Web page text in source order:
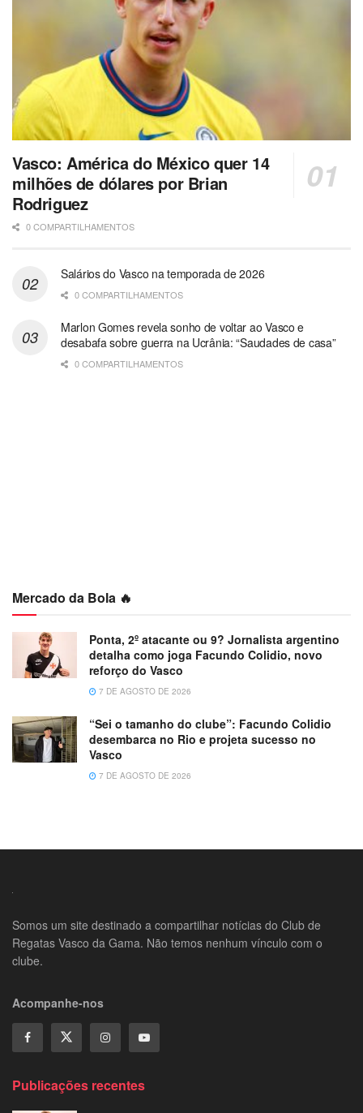
Vasco: América do México quer 14
milhões de dólares por Brian
Rodriguez
0 COMPARTILHAMENTOS
Salários do Vasco na temporada de 2026
0 COMPARTILHAMENTOS
Marlon Gomes revela sonho de voltar ao Vasco e
desabafa sobre guerra na Ucrânia: “Saudades de casa”
0 COMPARTILHAMENTOS
Mercado da Bola 🔥
Ponta, 2º atacante ou 9? Jornalista argentino
detalha como joga Facundo Colidio, novo
reforço do Vasco
7 DE AGOSTO DE 2026
“Sei o tamanho do clube”: Facundo Colidio
desembarca no Rio e projeta sucesso no
Vasco
7 DE AGOSTO DE 2026
Somos um site destinado a compartilhar notícias do Club de
Regatas Vasco da Gama. Não temos nenhum vínculo com o
clube.
Acompanhe-nos
Publicações recentes